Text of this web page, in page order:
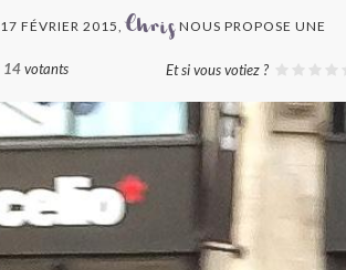
17 FÉVRIER 2015,Chris NOUS PROPOSE UNE
14votants Et si vous votiez ?